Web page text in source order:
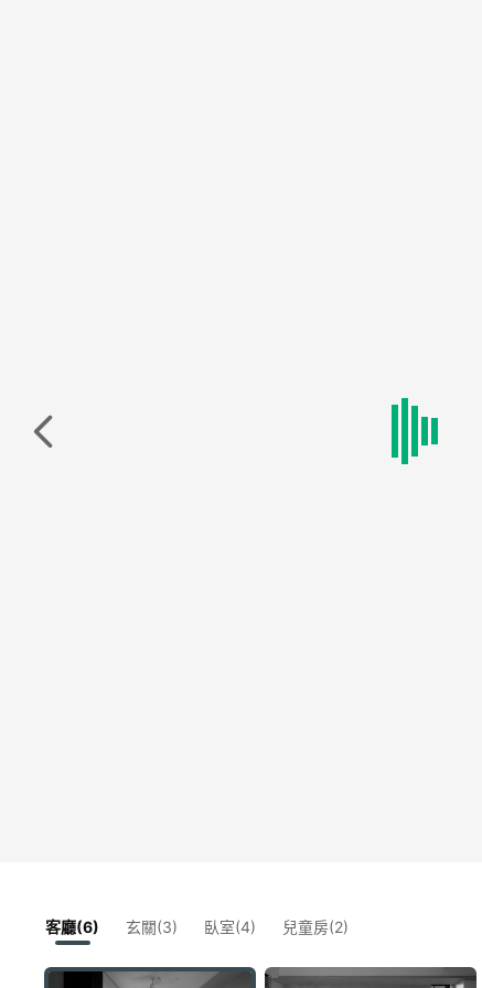
客廳(6) 玄關(3) 臥室(4) 兒童房(2)